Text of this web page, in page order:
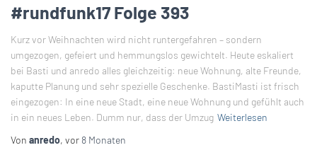
#rundfunk17 Folge 393
Kurz vor Weihnachten wird nicht runtergefahren – sondern
umgezogen, gefeiert und hemmungslos gewichtelt. Heute eskaliert
bei Basti und anredo alles gleichzeitig: neue Wohnung, alte Freunde,
kaputte Planung und sehr spezielle Geschenke. BastiMasti ist frisch
eingezogen: In eine neue Stadt, eine neue Wohnung und gefühlt auch
in ein neues Leben. Dumm nur, dass der Umzug Weiterlesen
Von anredo, vor 8 Monaten